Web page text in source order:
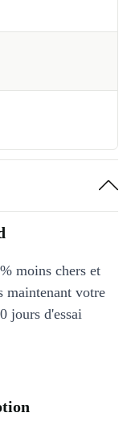
moins chers et
maintenant votre
jours d'essai